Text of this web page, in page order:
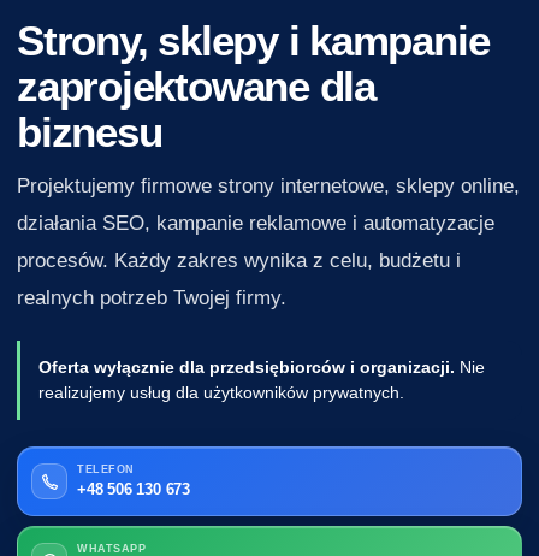
Strony, sklepy i kampanie
zaprojektowane dla
biznesu
Projektujemy firmowe strony internetowe, sklepy online,
działania SEO, kampanie reklamowe i automatyzacje
procesów. Każdy zakres wynika z celu, budżetu i
realnych potrzeb Twojej firmy.
Oferta wyłącznie dla przedsiębiorców i organizacji. Nie
realizujemy usług dla użytkowników prywatnych.
TELEFON
+48 506 130 673
WHATSAPP